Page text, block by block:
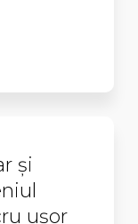
şi
uşor